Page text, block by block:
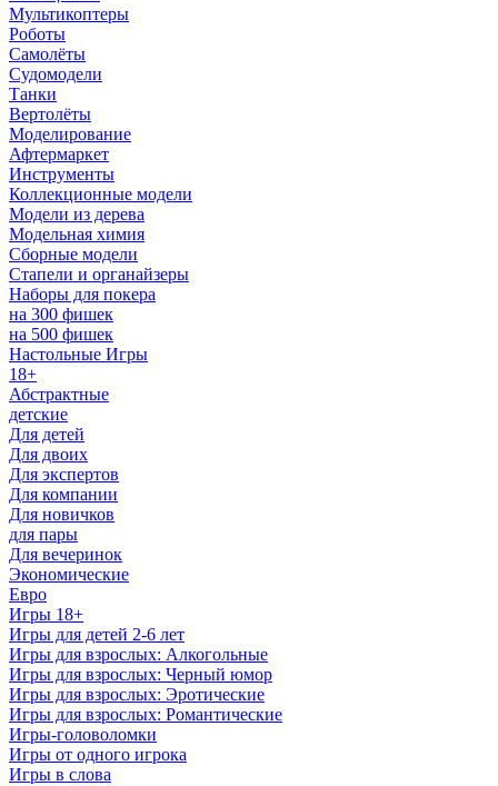
Мультикоптеры
Роботы
Самолёты
Судомодели
Танки
Вертолёты
Моделирование
Афтермаркет
Инструменты
Коллекционные модели
Модели из дерева
Модельная химия
Сборные модели
Стапели и органайзеры
Наборы для покера
на 300 фишек
на 500 фишек
Настольные Игры
18+
Абстрактные
детские
Для детей
Для двоих
Для экспертов
Для компании
Для новичков
для пары
Для вечеринок
Экономические
Евро
Игры 18+
Игры для детей 2-6 лет
Игры для взрослых: Алкогольные
Игры для взрослых: Черный юмор
Игры для взрослых: Эротические
Игры для взрослых: Романтические
Игры-головоломки
Игры от одного игрока
Игры в слова